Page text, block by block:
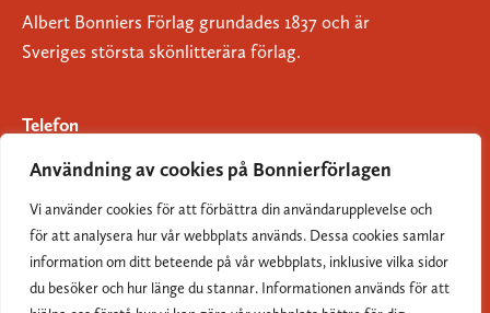
Användning av cookies på Bonnierförlagen
Vi använder cookies för att förbättra din användarupplevelse och
för att analysera hur vår webbplats används. Dessa cookies samlar
information om ditt beteende på vår webbplats, inklusive vilka sidor
du besöker och hur länge du stannar. Informationen används för att
Albert Bonniers Förlag grundades 1837 och är
Sveriges största skönlitterära förlag.
Telefon
E-postadress
info@albertbonniers.se
Besöksadress